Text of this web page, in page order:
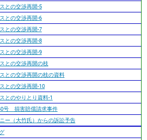
との交渉再開-5
との交渉再開-6
との交渉再開-7
との交渉再開-8
との交渉再開-9
との交渉再開の枝
との交渉再開の枝の資料
との交渉再開-10
とのやりとり資料-1
号 損害賠償請求事件
ー（大竹氏）からの訴訟予告